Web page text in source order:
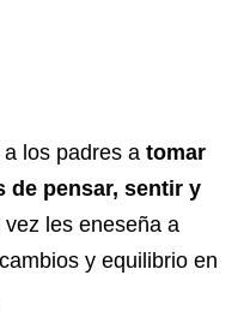
los padres a tomar
de pensar, sentir y
vez les eneseña a
y equilibrio en